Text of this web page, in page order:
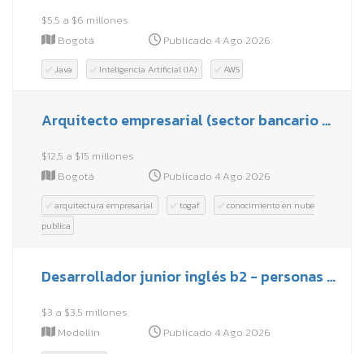
$5,5 a $6 millones
Bogotá
Publicado 4 Ago 2026
Java Inteligencia Artificial (IA) AWS
Arquitecto empresarial (sector bancario o seguros) - híbrido en bogotá
$12,5 a $15 millones
Bogotá
Publicado 4 Ago 2026
arquitectura empresarial togaf
conocimiento en nube
publica
Desarrollador junior inglés b2 - personas con discapacidad
$3 a $3,5 millones
Medellín
Publicado 4 Ago 2026